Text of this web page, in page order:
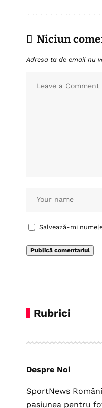
Niciun
Adresa ta de email nu
Salvează-mi
Rubrici
Despre Noi
SportNews
pasiunea pentru